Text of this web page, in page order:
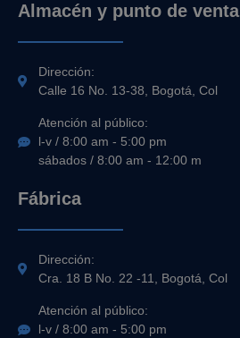
Almacén y punto de venta
Dirección:
Calle 16 No. 13-38, Bogotá, Col
Atención al público:
l-v / 8:00 am - 5:00 pm
sábados / 8:00 am - 12:00 m
Fábrica
Dirección:
Cra. 18 B No. 22 -11, Bogotá, Col
Atención al público:
l-v / 8:00 am - 5:00 pm